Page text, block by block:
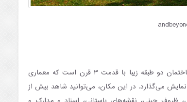
موزه هلندی، از دیگر بهترین موزه های سریلانکا و یک ساختمان دو طبقه زیبا با قدمت ۳ قرن است که معماری
می‌گذارد. در این مکان، می‌توانید شاهد بیش از